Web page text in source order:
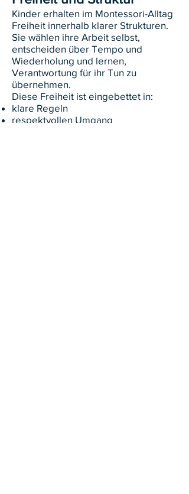
Kinder erhalten im Montessori-Alltag
Freiheit innerhalb klarer Strukturen.
Sie wählen ihre Arbeit selbst,
entscheiden über Tempo und
Wiederholung und lernen,
Verantwortung für ihr Tun zu
übernehmen.
Diese Freiheit ist eingebettet in:
klare Regeln
respektvollen Umgang